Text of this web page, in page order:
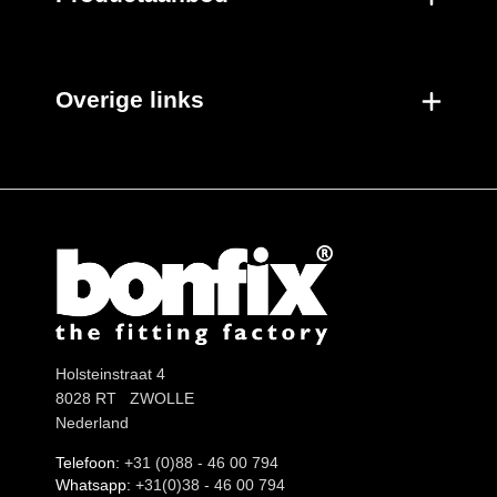
Overige links
Holsteinstraat 4
8028 RT ZWOLLE
Nederland
Telefoon: +31 (0)88 - 46 00 794
Whatsapp: +31(0)38 - 46 00 794